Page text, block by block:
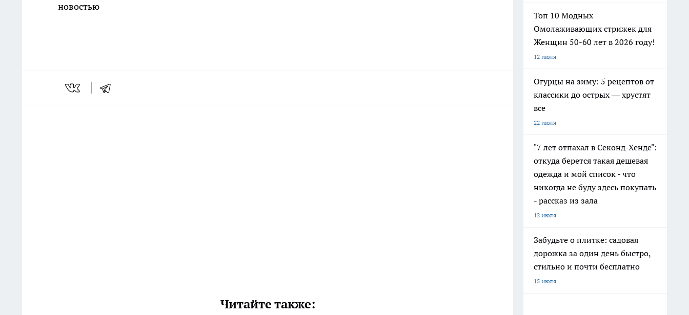
новостью
Читайте также:
Топ 10 Модных
Омолаживающих стрижек для
Женщин 50-60 лет в 2026 году!
12 июля
Огурцы на зиму: 5 рецептов от
классики до острых — хрустят
все
22 июля
"7 лет отпахал в Секонд-Хенде":
откуда берется такая дешевая
одежда и мой список - что
никогда не буду здесь покупать
- рассказ из зала
12 июля
Забудьте о плитке: садовая
дорожка за один день быстро,
стильно и почти бесплатно
15 июля